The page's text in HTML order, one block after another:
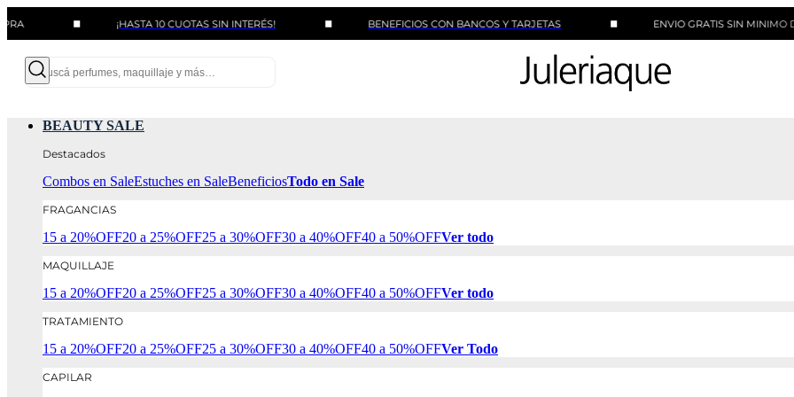
¡HASTA 10 CUOTAS SIN INTERÉS! BENEFICIOS CON BANCOS Y TARJETAS ENVIO GRATIS SIN MINIMO DE
BEAUTY SALE
Destacados
Combos en SaleEstuches en SaleBeneficiosTodo en Sale
FRAGANCIAS
15 a 20%OFF20 a 25%OFF25 a 30%OFF30 a 40%OFF40 a 50%OFFVer todo
MAQUILLAJE
15 a 20%OFF20 a 25%OFF25 a 30%OFF30 a 40%OFF40 a 50%OFFVer todo
TRATAMIENTO
15 a 20%OFF20 a 25%OFF25 a 30%OFF30 a 40%OFF40 a 50%OFFVer Todo
CAPILAR